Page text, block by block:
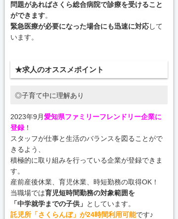
問題があればさくら総合病院で診療を受けること
ができます。
緊急医療が必要になった場合にも迅速に対応して
います。
★求人のオススメポイント
◎子育て中に理解あり
2023年9月愛知県ファミリーフレンドリー企業に
登録 ！
スタッフが仕事と生活のバランスを図ることがで
きるよう、
積極的に取り組みを行っている企業が登録できま
す。
産前産後休業、育児休業、時短勤務の取得OK！
当職場では育児短時間勤務の対象範囲を
「中学就学までの子供」 としています。
託児所「さくらんぼ」が24時間利用可能です♪